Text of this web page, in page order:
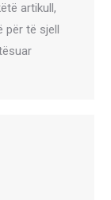
artikull,
për të sjell